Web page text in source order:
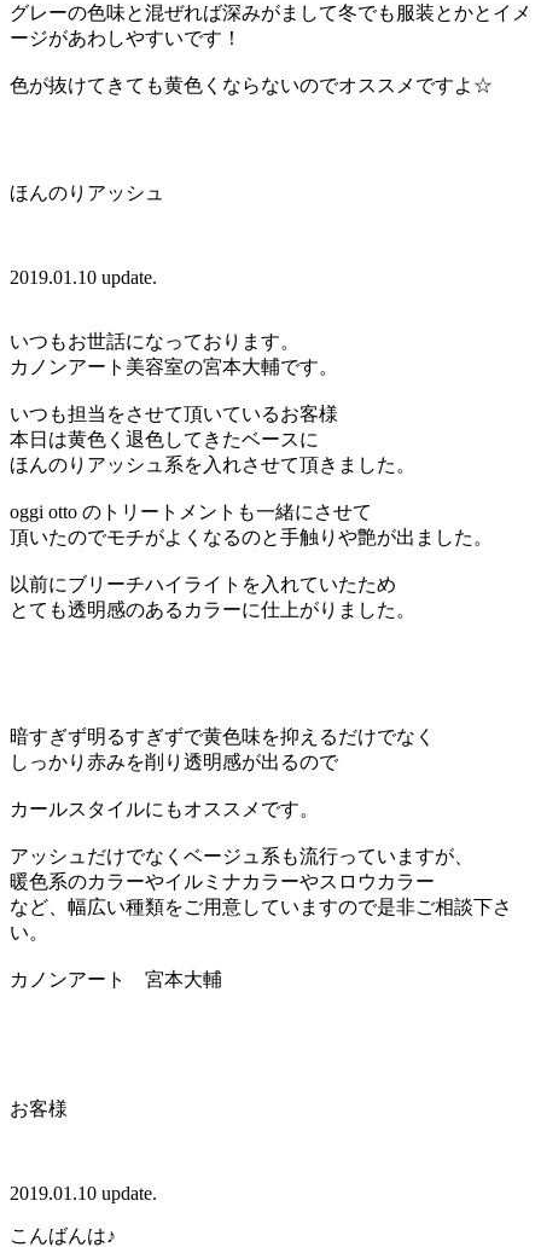
グレーの色味と混ぜれば深みがまして冬でも服装とかとイメ
ージがあわしやすいです！
色が抜けてきても黄色くならないのでオススメですよ☆
ほんのりアッシュ
2019.01.10 update.
いつもお世話になっております。
カノンアート美容室の宮本大輔です。
いつも担当をさせて頂いているお客様
本日は黄色く退色してきたベースに
ほんのりアッシュ系を入れさせて頂きました。
oggi otto のトリートメントも一緒にさせて
頂いたのでモチがよくなるのと手触りや艶が出ました。
以前にブリーチハイライトを入れていたため
とても透明感のあるカラーに仕上がりました。
暗すぎず明るすぎずで黄色味を抑えるだけでなく
しっかり赤みを削り透明感が出るので
カールスタイルにもオススメです。
アッシュだけでなくベージュ系も流行っていますが、
暖色系のカラーやイルミナカラーやスロウカラー
など、幅広い種類をご用意していますので是非ご相談下さ
い。
カノンアート 宮本大輔
お客様
2019.01.10 update.
こんばんは♪